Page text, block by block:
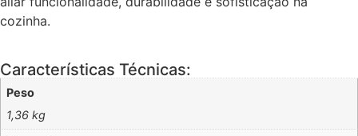
cozinha.
Características Técnicas:
Peso
1,36 kg